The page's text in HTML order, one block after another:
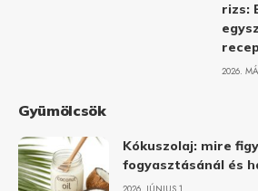
rizs:
2026.
Gyümölcsök
Kókuszolaj: mire
fogyasztásánál és